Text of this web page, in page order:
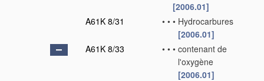
[2006.01]
A61K 8/31
• • • Hydrocarbures
[2006.01]
A61K 8/33
• • • contenant de
l'oxygène
[2006.01]